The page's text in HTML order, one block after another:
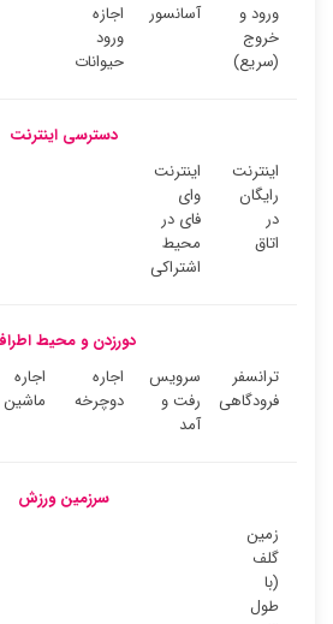
ورود و
خروج
(سریع)
آسانسور
اجازه
ورود
حیوانات
دسترسی اینترنت
اینترنت
رایگان
در
اتاق
اینترنت
وای
فای در
محیط
اشتراکی
دورزدن و محیط
ترانسفر
فرودگاهی
سرویس
رفت و
آمد
اجاره
دوچرخه
اجاره
ماشین
سرزمین ورزش
زمین
گلف
(با
طول